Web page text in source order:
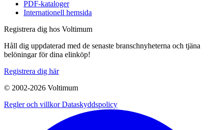
PDF-kataloger
Internationell hemsida
Registrera dig hos Voltimum
Håll dig uppdaterad med de senaste branschnyheterna och tjäna
belöningar för dina elinköp!
Registrera dig här
© 2002-2026 Voltimum
Regler och villkorDataskyddspolicy